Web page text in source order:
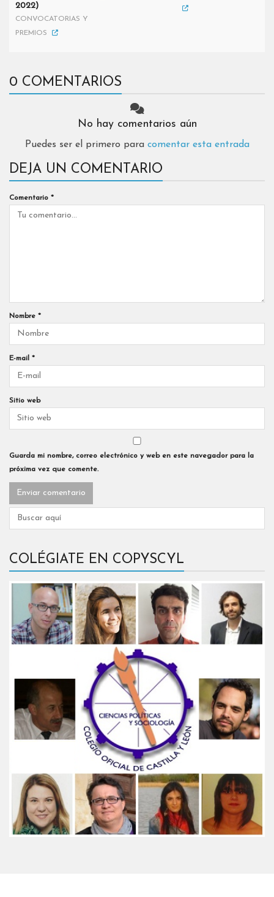
2022)
CONVOCATORIAS Y
PREMIOS
0 COMENTARIOS
No hay comentarios aún
Puedes ser el primero para comentar esta entrada
DEJA UN COMENTARIO
Comentario *
Nombre *
E-mail *
Sitio web
Guarda mi nombre, correo electrónico y web en este navegador para la
próxima vez que comente.
COLÉGIATE EN COPYSCYL